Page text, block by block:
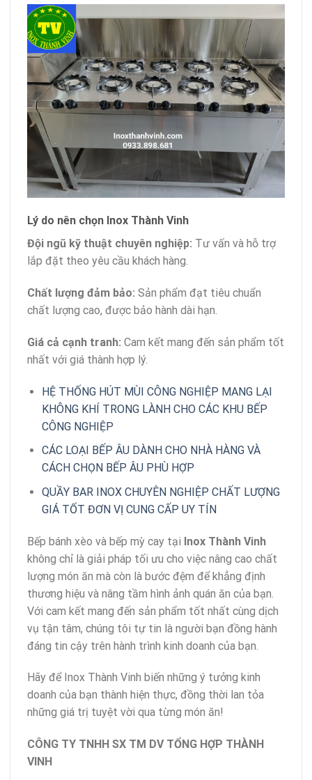
Lý do nên chọn Inox Thành Vinh
Đội ngũ kỹ thuật chuyên nghiệp: Tư vấn và hỗ trợ
lắp đặt theo yêu cầu khách hàng.
Chất lượng đảm bảo: Sản phẩm đạt tiêu chuẩn
chất lượng cao, được bảo hành dài hạn.
Giá cả cạnh tranh: Cam kết mang đến sản phẩm tốt
nhất với giá thành hợp lý.
HỆ THỐNG HÚT MÙI CÔNG NGHIỆP MANG LẠI
KHÔNG KHÍ TRONG LÀNH CHO CÁC KHU BẾP
CÔNG NGHIỆP
CÁC LOẠI BẾP ÂU DÀNH CHO NHÀ HÀNG VÀ
CÁCH CHỌN BẾP ÂU PHÙ HỢP
QUẦY BAR INOX CHUYÊN NGHIỆP CHẤT LƯỢNG
GIÁ TỐT ĐƠN VỊ CUNG CẤP UY TÍN
Bếp bánh xèo và bếp mỳ cay tại Inox Thành Vinh
không chỉ là giải pháp tối ưu cho việc nâng cao chất
lượng món ăn mà còn là bước đệm để khẳng định
thương hiệu và nâng tầm hình ảnh quán ăn của bạn.
Với cam kết mang đến sản phẩm tốt nhất cùng dịch
vụ tận tâm, chúng tôi tự tin là người bạn đồng hành
đáng tin cậy trên hành trình kinh doanh của bạn.
Hãy để Inox Thành Vinh biến những ý tưởng kinh
doanh của bạn thành hiện thực, đồng thời lan tỏa
những giá trị tuyệt vời qua từng món ăn!
CÔNG TY TNHH SX TM DV TỔNG HỢP THÀNH
VINH